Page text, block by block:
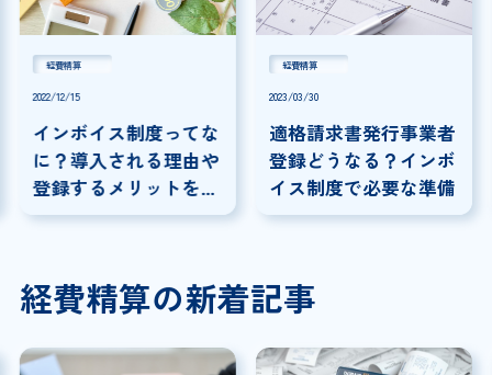
経費精算
2022/12/15
インボイス制度ってな
に？導入される理由や
登録するメリットを徹
底解説
経費精算
2023/03/30
適格請求書発行事業者
登録どうなる？インボ
イス制度で必要な準備
経費精算の新着記事